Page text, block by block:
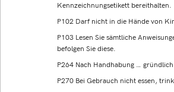
Kennzeichnungsetikett bereithalten.
P102 Darf nicht in die Hände von
P103 Lesen Sie sämtliche
befolgen Sie diese.
P264 Nach Handhabung …
P270 Bei Gebrauch nicht essen,